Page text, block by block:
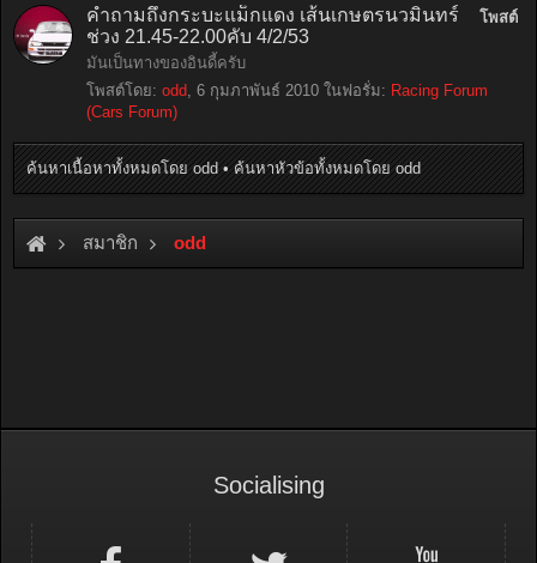
โพสต์
คำถามถึงกระบะแม็กแดง เส้นเกษตรนวมินทร์
ช่วง 21.45-22.00คับ 4/2/53
มันเป็นทางของอินดี้ครับ
โพสต์โดย: odd, 6 กุมภาพันธ์ 2010 ในฟอรั่ม: Racing Forum
(Cars Forum)
ค้นหาเนื้อหาทั้งหมดโดย odd ค้นหาหัวข้อทั้งหมดโดย odd
สมาชิก odd
Socialising